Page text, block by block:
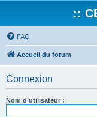
::
FAQ
Accueil du forum
Connexion
Nom d’utilisateur :